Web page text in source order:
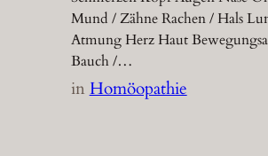
Mund / Zähne Rachen / Hals
Atmung Herz Haut
Bauch /…
inHomöopathie